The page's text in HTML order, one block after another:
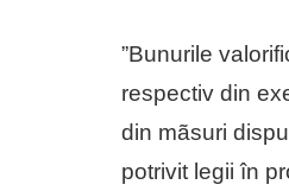
”Bunurile
respectiv din
din mãsuri
potrivit legii în